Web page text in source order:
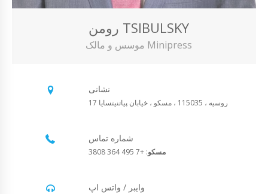
رومن TSIBULSKY
موسس و مالک Minipress
نشانی
روسیه ، 115035 ، مسکو ، خیابان پیاتنیتسایا 17
شماره تماس
مسکو: +7 495 364 3808
وایبر / واتس اپ